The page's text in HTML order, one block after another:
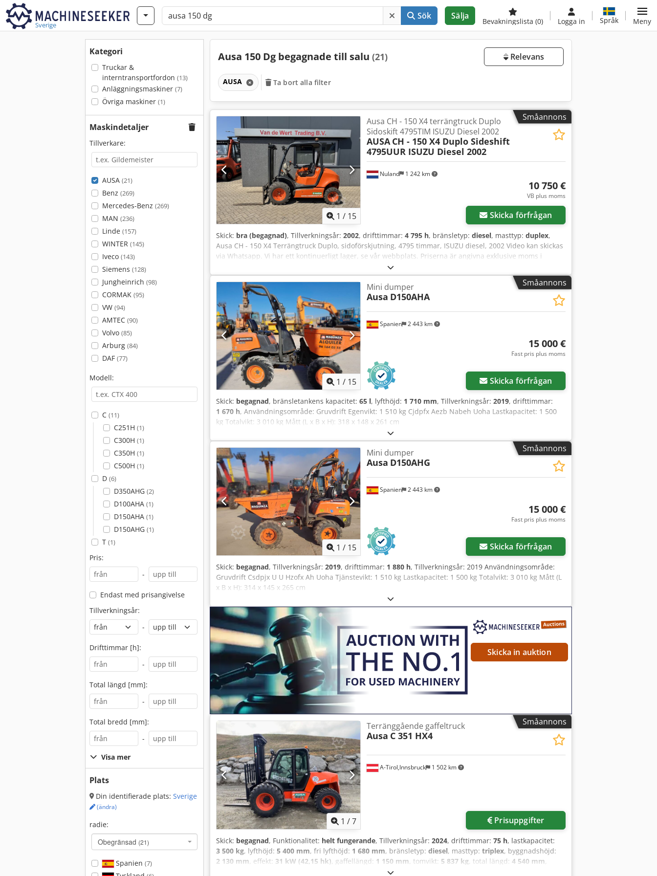
Sverige
Sök Sälja
Bevakningslista (0) Logga in Språk Meny
Kategori
Truckar &
interntransportfordon (13)
Anläggningsmaskiner (7)
Övriga maskiner (1)
Maskindetaljer
Tillverkare:
AUSA (21)
Benz (269)
Mercedes-Benz (269)
MAN (236)
Linde (157)
WINTER (145)
Iveco (143)
Siemens (128)
Jungheinrich (98)
CORMAK (95)
VW (94)
AMTEC (90)
Volvo (85)
Arburg (84)
DAF (77)
Modell:
C (11)
C251H (1)
C300H (1)
C350H (1)
C500H (1)
D (6)
D350AHG (2)
D100AHA (1)
D150AHA (1)
D150AHG (1)
T (1)
Pris:
-
Endast med prisangivelse
Tillverkningsår:
-
Drifttimmar [h]:
-
Total längd [mm]:
-
Total bredd [mm]:
-
Visa mer
Plats
Din identifierade plats: Sverige
(ändra)
radie:
Obegränsad (21)
Spanien (7)
Ausa 150 Dg begagnade till salu (21) Relevans
AUSA Ta bort alla filter
Småannons
1 / 15
Nuland 1 242 km
Ausa CH - 150 X4 terrängtruck Duplo
Sidoskift 4795TIM ISUZU Diesel 2002
AUSA CH - 150 X4 Duplo Sideshift
4795UUR ISUZU Diesel 2002
10 750 €
VB plus moms
Skicka förfrågan
Skick: bra (begagnad), Tillverkningsår: 2002, drifttimmar: 4 795 h, bränsletyp: diesel, masttyp: duplex,
Ausa CH - 150 X4 Terrängtruck Duplo, sidoförskjutning, 4795 timmar, ISUZU diesel, 2002 Video kan skickas
via Whatsapp. Vi har ett kontinuerligt lager, se vår webbplats. Priserna är angivna exklusive moms i
Nuland. Chodpjzqyuysfx Ah Uja Van de Wert Trading B.V. har ett varierande lager av maskiner, lastbilar,
släpvagnar och tillbehör. Alla våra leveranser sker till marknadspriser i befintligt skick utan garantier (se
våra allmänna villkor). För en visning och/eller provkörning kan du boka en tid utan förpliktelse. Ring
gärna innan, vi är inte alltid på plats. Van de Wert Trading B.V. Bedrijfsstraat 3 5391 LR Nuland
Småannons
1 / 15
Spanien 2 443 km
Mini dumper
Ausa D150AHA
15 000 €
Fast pris plus moms
Skicka förfrågan
Skick: begagnad, bränsletankens kapacitet: 65 l, lyfthöjd: 1 710 mm, Tillverkningsår: 2019, drifttimmar:
1 670 h, Användningsområde: Gruvdrift Egenvikt: 1 510 kg Cjdpfx Aezb Nabeh Uoha Lastkapacitet: 1 500
kg Totalvikt: 3 010 kg Mått (L x B x H): 318 x 148 x 261 cm
Småannons
1 / 15
Spanien 2 443 km
Mini dumper
Ausa D150AHG
15 000 €
Fast pris plus moms
Skicka förfrågan
Skick: begagnad, Tillverkningsår: 2019, drifttimmar: 1 880 h, Tillverkningsår: 2019 Användningsområde:
Gruvdrift Csdpjx U U Hzofx Ah Uoha Tjänstevikt: 1 510 kg Lastkapacitet: 1 500 kg Totalvikt: 3 010 kg Mått (L
x B x H): 314 x 145 x 265 cm
Skicka in auktion
Småannons
1 /7
A-Tirol,Innsbruck 1 502 km
Terränggående gaffeltruck
Ausa C 351 HX4
Prisuppgifter
Skick: begagnad, Funktionalitet: helt fungerande, Tillverkningsår: 2024, drifttimmar: 75 h, lastkapacitet:
3 500 kg, lyfthöjd: 5 400 mm, fri lyfthöjd: 1 680 mm, bränsletyp: diesel, masttyp: triplex, byggnadshöjd:
2 130 mm, effekt: 31 kW (42,15 hk), gaffellängd: 1 150 mm, tomvikt: 5 837 kg, total längd: 4 540 mm,
, Terrängtruck Masttyp: Triplex Hastighetsklass: 20 Skick: Så